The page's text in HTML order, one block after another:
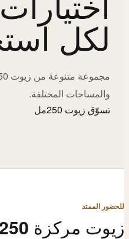
لكل
والمساحات المختلفة.
تسوّق زيوت 250مل
للحضور الممتد
زيوت مركزة 250مل